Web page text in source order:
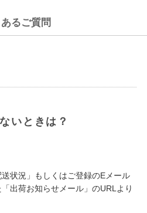
るご質問
いときは？
状況」もしくはご登録のEメール
出荷お知らせメール」のURLより